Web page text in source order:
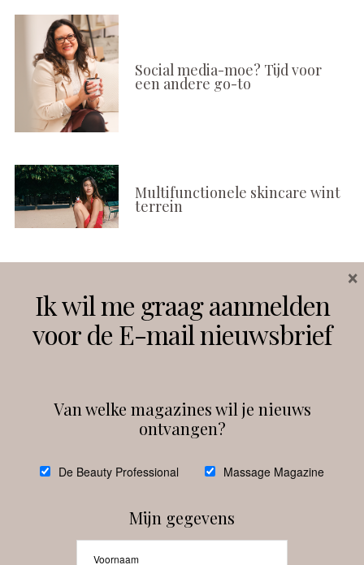
Social media-moe? Tijd voor
een andere go-to
Multifunctionele skincare wint
terrein
Instagram Facebook
debeautyprofessional
Ik wil me graag aanmelden
voor de E-mail nieuwsbrief
Van welke magazines wil je nieuws
ontvangen?
De Beauty Professional Massage Magazine
Mijn gegevens
×